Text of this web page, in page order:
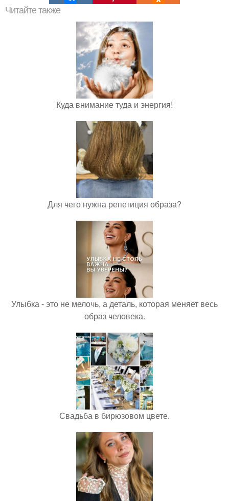
Читайте также
Куда внимание туда и энергия!
Для чего нужна репетиция образа?
Улыбка - это не мелочь, а деталь, которая меняет весь
образ человека.
Свадьба в бирюзовом цвете.